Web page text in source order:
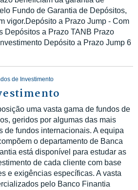
Fundo de Garantia de Depósitos,
vigor.Depósito a Prazo Jump - Com
Depósitos a Prazo TANB Prazo
Depósito a Prazo Jump 6
de Investimento
uma vasta gama de fundos de
geridos por algumas das mais
de fundos internacionais. A equipa
o departamento de Banca
está disponível para estudar as
de cada cliente com base
e exigências específicas. A vasta
pelo Banco Finantia